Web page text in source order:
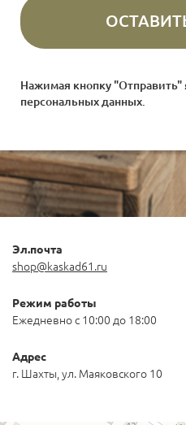
Нажимая кнопку "Отправить"
персональных данных
Эл.почта
shop@kaskad61.ru
Режим работы
Ежедневно с 10:00 до 18:00
Адрес
г. Шахты, ул. Маяковского 10